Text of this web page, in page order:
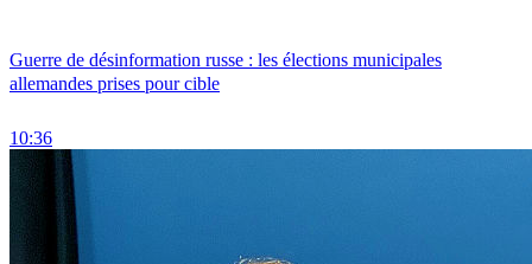
Guerre de désinformation russe : les élections municipales
allemandes prises pour cible
10:36